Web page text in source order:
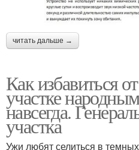
читать дальше →
Как избавиться
участке
навсегда.
участка
Ужи любят селиться в